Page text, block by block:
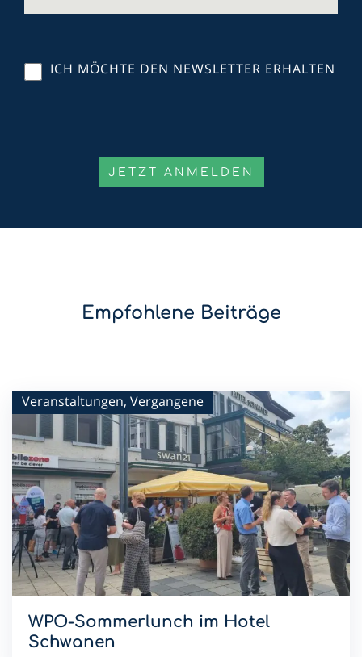
ICH MÖCHTE DEN NEWSLETTER ERHALTEN
Empfohlene Beiträge
Veranstaltungen, Vergangene
WPO-Sommerlunch im Hotel
Schwanen